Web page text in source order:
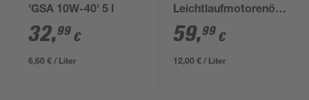
'GSA 10W-40' 5 l
32,99 €
6,60 € / Liter
Leichtlaufmotorenöl
'DX 5W-30' 5 l
59,99 €
12,00 € / Liter